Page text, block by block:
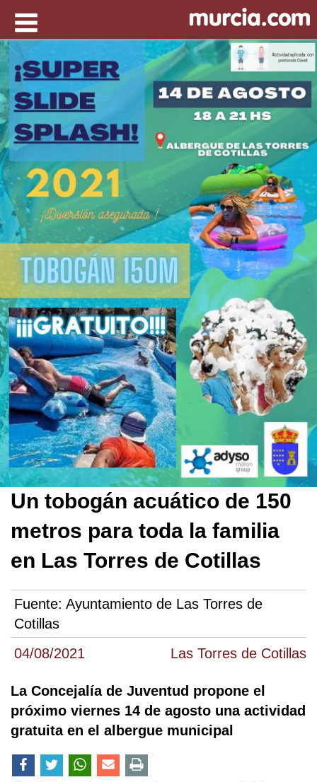
04/08/2021 Las Torres de Cotillas
Un tobogán acuático de 150
metros para toda la familia
en Las Torres de Cotillas
Fuente: Ayuntamiento de Las Torres de
Cotillas
La Concejalía de Juventud propone el
próximo viernes 14 de agosto una actividad
gratuita en el albergue municipal